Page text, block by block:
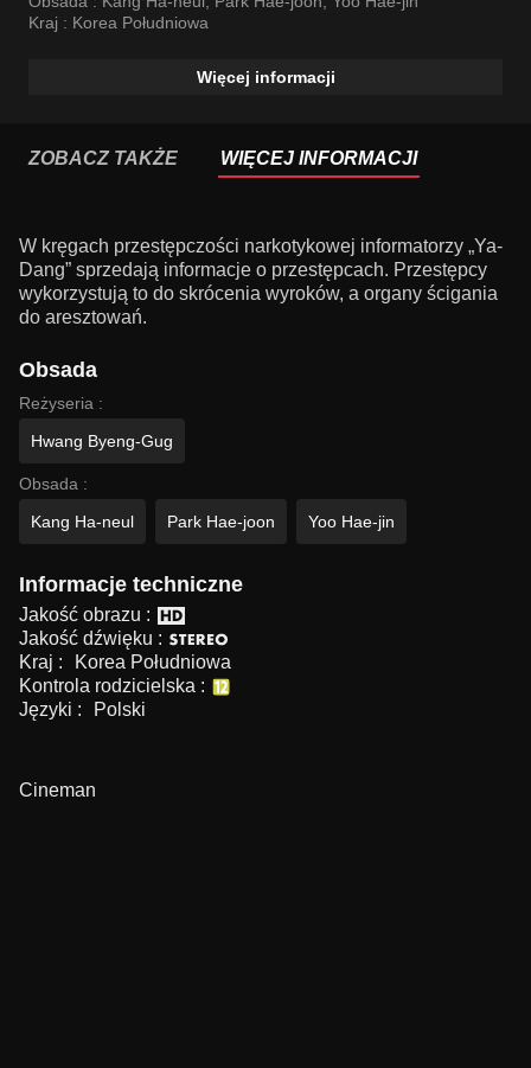
Kraj : Korea Południowa
Więcej informacji
ZOBACZ TAKŻE WIĘCEJ INFORMACJI
W kręgach przestępczości narkotykowej informatorzy „Ya-
Dang” sprzedają informacje o przestępcach. Przestępcy
wykorzystują to do skrócenia wyroków, a organy ścigania
do aresztowań.
Obsada
Reżyseria :
Hwang Byeng-Gug
Obsada :
Kang Ha-neul
Park Hae-joon Yoo Hae-jin
Informacje techniczne
Jakość obrazu :
Jakość dźwięku :
Kraj :
Korea Południowa
Kontrola rodzicielska :
Języki :
Polski
Cineman